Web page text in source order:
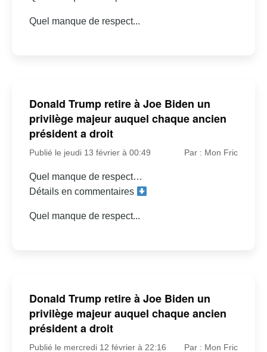
Quel manque de respect...
Donald Trump retire à Joe Biden un
privilège majeur auquel chaque ancien
président a droit
Publié le jeudi 13 février à 00:49 Par : Mon Fric
Quel manque de respect…
Détails en commentaires
Quel manque de respect...
Donald Trump retire à Joe Biden un
privilège majeur auquel chaque ancien
président a droit
Publié le mercredi 12 février à 22:16 Par : Mon Fric